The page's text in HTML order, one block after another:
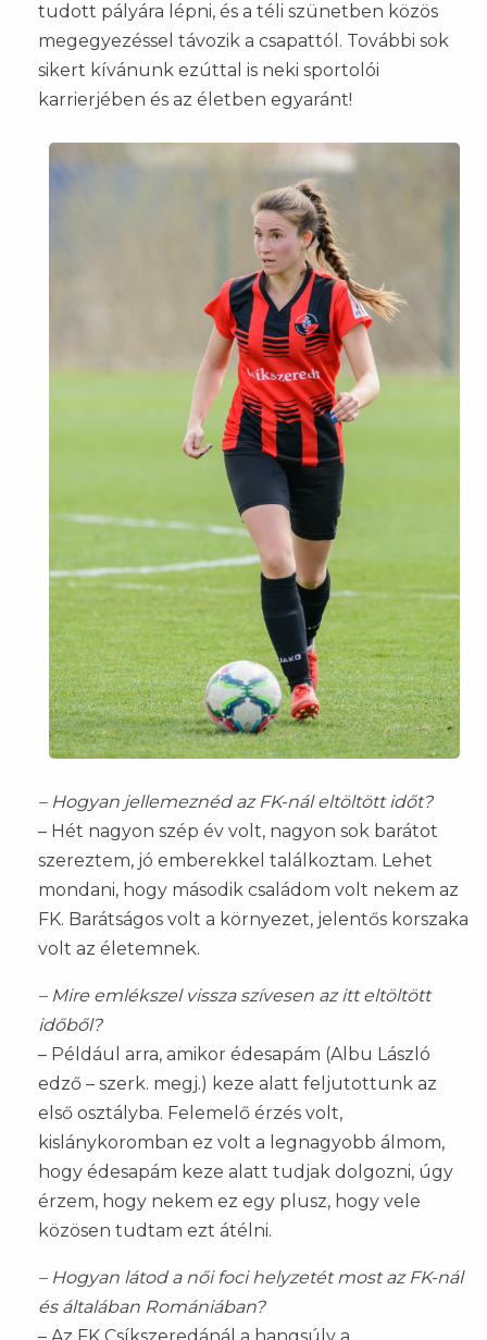
tudott pályára lépni, és a téli szünetben közös
megegyezéssel távozik a csapattól. További sok
sikert kívánunk ezúttal is neki sportolói
karrierjében és az életben egyaránt!
– Hogyan jellemeznéd az FK-nál eltöltött időt?
– Hét nagyon szép év volt, nagyon sok barátot
szereztem, jó emberekkel találkoztam. Lehet
mondani, hogy második családom volt nekem az
FK. Barátságos volt a környezet, jelentős korszaka
volt az életemnek.
– Mire emlékszel vissza szívesen az itt eltöltött
időből?
– Például arra, amikor édesapám (Albu László
edző – szerk. megj.) keze alatt feljutottunk az
első osztályba. Felemelő érzés volt,
kislánykoromban ez volt a legnagyobb álmom,
hogy édesapám keze alatt tudjak dolgozni, úgy
érzem, hogy nekem ez egy plusz, hogy vele
közösen tudtam ezt átélni.
– Hogyan látod a női foci helyzetét most az FK-nál
és általában Romániában?